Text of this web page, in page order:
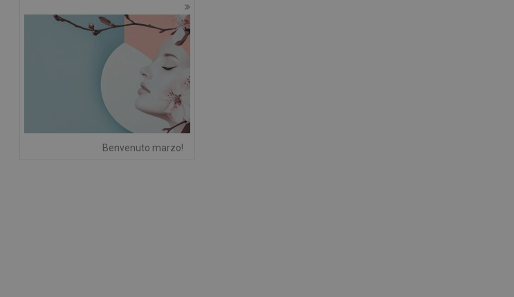
Benvenuto marzo!